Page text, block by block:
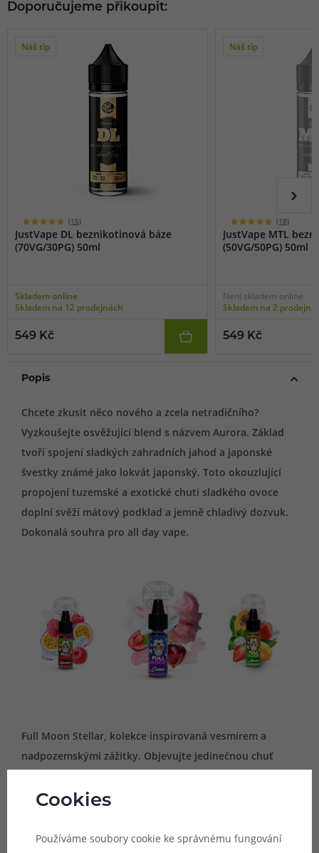
Doporučujeme přikoupit:
Náš tip
(15)
JustVape DL beznikotinová báze
(70VG/30PG) 50ml
Skladem online
Skladem na 12 prodejnách
549 Kč
Náš tip
(18)
JustVape MTL
(50VG/50PG) 50ml
Není skladem online
Skladem na 2
549 Kč
Popis
Chcete zkusit něco nového a zcela netradičního?
Vyzkoušejte osvěžující blend s názvem Aurora. Základ
tvoří spojení sladkých zahradních jahod a japonské
švestky známé jako lokvát japonský. Toto okouzlující
propojení tuzemské a exotické chuti sladkého ovoce
doplní svěží mátový podklad a jemně chladivý dozvuk.
Dokonalá souhra pro all day vape.
Full Moon Stellar, kolekce inspirovaná vesmírem a
nadpozemskými zážitky. Objevujte jedinečnou chuť
nepoznané. Dokonalé receptury, které jinde nenajdete.
Cookies
Používáme soubory cookie ke správnému fungování